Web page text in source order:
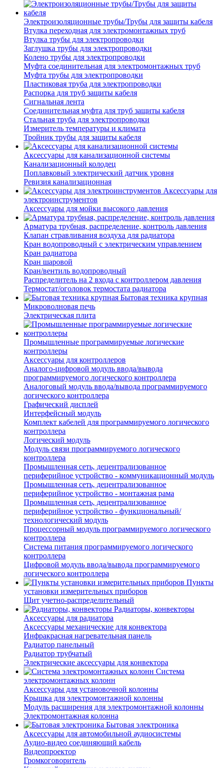
Электроизоляционные трубы/Трубы для защиты кабеля
Втулка переходная для электромонтажных труб
Втулка трубы для электропроводки
Заглушка трубы для электропроводки
Колено трубы для электропроводки
Муфта соединительная для электромонтажных труб
Муфта трубы для электропроводки
Пластиковая труба для электропроводки
Распорка для труб защиты кабеля
Сигнальная лента
Соединительная муфта для труб защиты кабеля
Стальная труба для электропроводки
Измеритель температуры и климата
Тройник трубы для защиты кабеля
Аксессуары для канализационной системы
Канализационный колодец
Поплавковый электрический датчик уровня
Ревизия канализационная
Аксессуары для
электроинструментов
Аксессуары для мойки высокого давления
Арматура трубная, распределение, контроль давления
Клапан стравливания воздуха для радиатора
Кран водопроводный с электрическим управлением
Кран радиатора
Кран шаровой
Кран/вентиль водопроводный
Распределитель на 2 входа с контроллером давления
Термостат/оголовок термостата радиатора
Бытовая техника крупная
Микроволновая печь
Электрическая плита
Промышленные программируемые логические
контроллеры
Аксессуары для контроллеров
Аналого-цифровой модуль ввода/вывода
программируемого логического контроллера
Аналоговый модуль ввода/вывода программируемого
логического контроллера
Графический дисплей
Интерфейсный модуль
Комплект кабелей для программируемого логического
контроллера
Логический модуль
Модуль связи программируемого логического
контроллера
Промышленная сеть, децентрализованное
периферийное устройство - коммуникационный модуль
Промышленная сеть, децентрализованное
периферийное устройство - монтажная рама
Промышленная сеть, децентрализованное
периферийное устройство - функциональный/
технологический модуль
Процессорный модуль программируемого логического
контроллера
Система питания программируемого логического
контроллера
Цифровой модуль ввода/вывода программируемого
логического контроллера
Пункты
установки измерительных приборов
Щит учетно-распределительный
Радиаторы, конвекторы
Аксессуары для радиатора
Аксессуары механические для конвектора
Инфракрасная нагревательная панель
Радиатор панельный
Радиатор трубчатый
Электрические аксессуары для конвектора
Система
электромонтажных колонн
Аксессуары для установочной колонны
Крышка для электромонтажной колонны
Модуль расширения для электромонтажной колонны
Электромонтажная колонна
Бытовая электроника
Аксессуары для автомобильной аудиосистемы
Аудио-видео соединяющий кабель
Видеопроектор
Громкоговоритель